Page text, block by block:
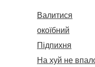
Валитися
окоїбний
Підпихня
На хуй не